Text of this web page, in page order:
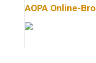
AOPA Online-